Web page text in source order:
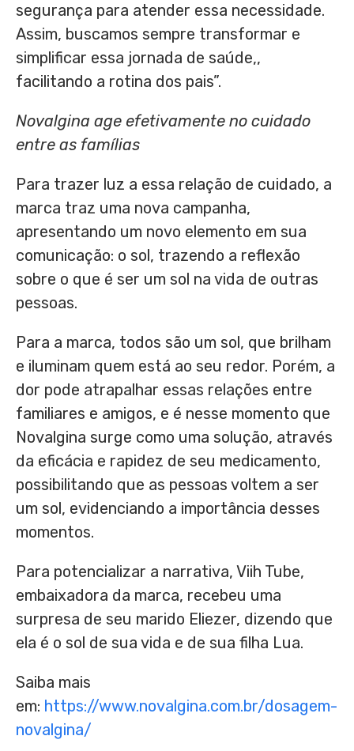
segurança para atender essa necessidade.
Assim, buscamos sempre transformar e
simplificar essa jornada de saúde,,
facilitando a rotina dos pais”.
Novalgina age efetivamente no cuidado
entre as famílias
Para trazer luz a essa relação de cuidado, a
marca traz uma nova campanha,
apresentando um novo elemento em sua
comunicação: o sol, trazendo a reflexão
sobre o que é ser um sol na vida de outras
pessoas.
Para a marca, todos são um sol, que brilham
e iluminam quem está ao seu redor. Porém, a
dor pode atrapalhar essas relações entre
familiares e amigos, e é nesse momento que
Novalgina surge como uma solução, através
da eficácia e rapidez de seu medicamento,
possibilitando que as pessoas voltem a ser
um sol, evidenciando a importância desses
momentos.
Para potencializar a narrativa, Viih Tube,
embaixadora da marca, recebeu uma
surpresa de seu marido Eliezer, dizendo que
ela é o sol de sua vida e de sua filha Lua.
Saiba mais
em: https://www.novalgina.com.br/dosagem-
novalgina/